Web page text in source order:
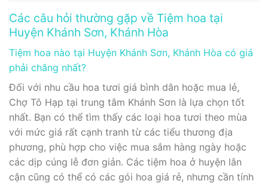
Các câu hỏi thường gặp về Tiệm hoa tại
Huyện Khánh Sơn, Khánh Hòa
Tiệm hoa nào tại Huyện Khánh Sơn, Khánh Hòa có giá
phải chăng nhất?
Đối với nhu cầu hoa tươi giá bình dân hoặc mua lẻ,
Chợ Tô Hạp tại trung tâm Khánh Sơn là lựa chọn tốt
nhất. Bạn có thể tìm thấy các loại hoa tươi theo mùa
với mức giá rất cạnh tranh từ các tiểu thương địa
phương, phù hợp cho việc mua sắm hàng ngày hoặc
các dịp cúng lễ đơn giản. Các tiệm hoa ở huyện lân
cận cũng có thể có các gói hoa giá rẻ, nhưng cần tính